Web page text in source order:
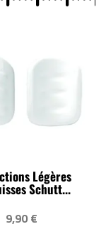
Légères
Schutt...
9,90 €